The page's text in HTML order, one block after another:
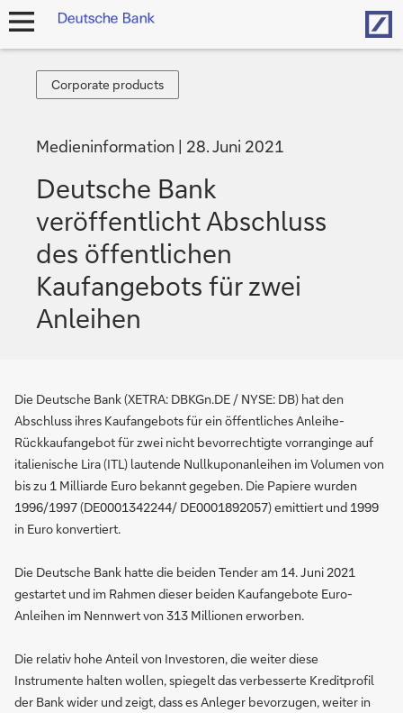
Navigation
Corporate
products
Corporate products
Medieninformation 28. Juni 2021
Deutsche Bank
veröffentlicht Abschluss
des öffentlichen
Kaufangebots für zwei
Anleihen
Die Deutsche Bank (XETRA: DBKGn.DE / NYSE: DB) hat den
Abschluss ihres Kaufangebots für ein öffentliches Anleihe-
Rückkaufangebot für zwei nicht bevorrechtigte vorranginge auf
italienische Lira (ITL) lautende Nullkuponanleihen im Volumen von
bis zu 1 Milliarde Euro bekannt gegeben. Die Papiere wurden
1996/1997 (DE0001342244/ DE0001892057) emittiert und 1999
in Euro konvertiert.
Die Deutsche Bank hatte die beiden Tender am 14. Juni 2021
gestartet und im Rahmen dieser beiden Kaufangebote Euro-
Anleihen im Nennwert von 313 Millionen erworben.
Die relativ hohe Anteil von Investoren, die weiter diese
Instrumente halten wollen, spiegelt das verbesserte Kreditprofil
der Bank wider und zeigt, dass es Anleger bevorzugen, weiter in